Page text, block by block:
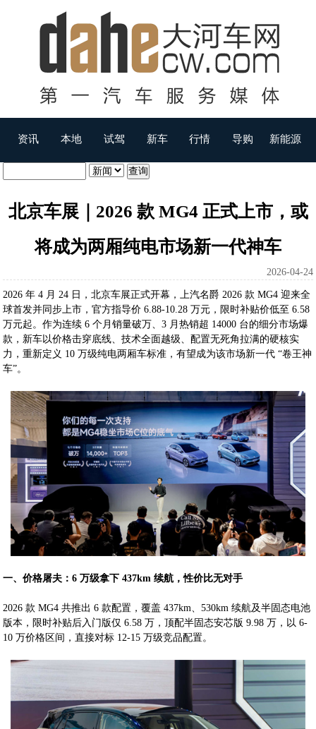
资讯 本地 试驾 新车 行情 导购 新能源
北京车展｜2026 款 MG4 正式上市，或
将成为两厢纯电市场新一代神车
2026-04-24
2026 年 4 月 24 日，北京车展正式开幕，上汽名爵 2026 款 MG4 迎来全
球首发并同步上市，官方指导价 6.88-10.28 万元，限时补贴价低至 6.58
万元起。作为连续 6 个月销量破万、3 月热销超 14000 台的细分市场爆
款，新车以价格击穿底线、技术全面越级、配置无死角拉满的硬核实
力，重新定义 10 万级纯电两厢车标准，有望成为该市场新一代 “卷王神
车”。
一、价格屠夫：6 万级拿下 437km 续航，性价比无对手
2026 款 MG4 共推出 6 款配置，覆盖 437km、530km 续航及半固态电池
版本，限时补贴后入门版仅 6.58 万，顶配半固态安芯版 9.98 万，以 6-
10 万价格区间，直接对标 12-15 万级竞品配置。